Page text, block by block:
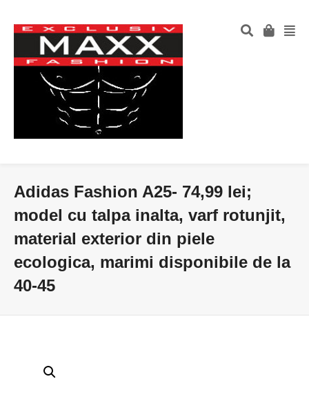
Adidas Fashion A25- 74,99 lei;
model cu talpa inalta, varf rotunjit,
material exterior din piele
ecologica, marimi disponibile de la
40-45